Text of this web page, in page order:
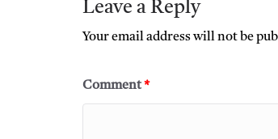
Leave a Reply
Your email address will not be
Comment*